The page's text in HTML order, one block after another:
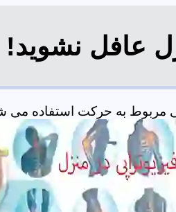
عافل نشوید!
مربوط به حرکت استفاده می